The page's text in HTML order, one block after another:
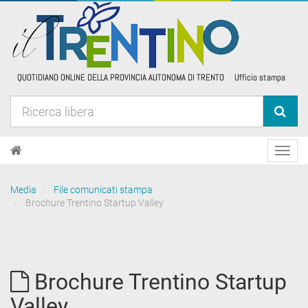
Media
File comunicati stampa
Brochure Trentino Startup Valley
Brochure Trentino Startup